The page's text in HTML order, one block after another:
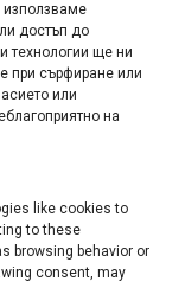
използваме
достъп до
технологии ще ни
при сърфиране или
или
на
like cookies to
to these
browsing behavior or
consent, may
изкуство
БИЗНЕС